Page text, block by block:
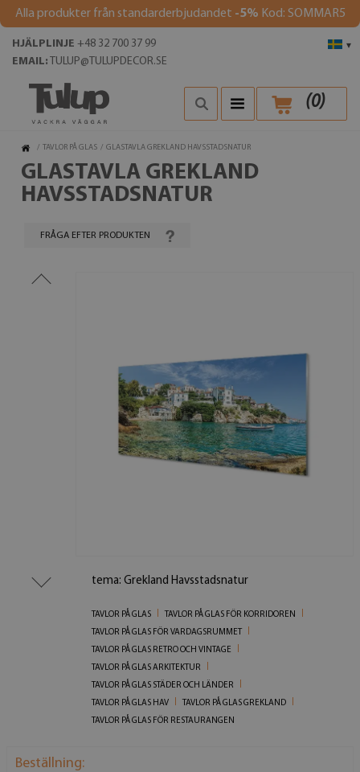
Alla produkter från standarderbjudandet -5% Kod: SOMMAR5
▾
HJÄLPLINJE +48 32 700 37 99
EMAIL: TULUP@TULUPDECOR.SE
(0)
/ TAVLOR PÅ GLAS / GLASTAVLA GREKLAND HAVSSTADSNATUR
GLASTAVLA GREKLAND
HAVSSTADSNATUR
FRÅGA EFTER PRODUKTEN
tema: Grekland Havsstadsnatur
TAVLOR PÅ GLAS
TAVLOR PÅ GLAS FÖR KORRIDOREN
TAVLOR PÅ GLAS FÖR VARDAGSRUMMET
TAVLOR PÅ GLAS RETRO OCH VINTAGE
TAVLOR PÅ GLAS ARKITEKTUR
TAVLOR PÅ GLAS STÄDER OCH LÄNDER
TAVLOR PÅ GLAS HAV
TAVLOR PÅ GLAS GREKLAND
TAVLOR PÅ GLAS FÖR RESTAURANGEN
Beställning: